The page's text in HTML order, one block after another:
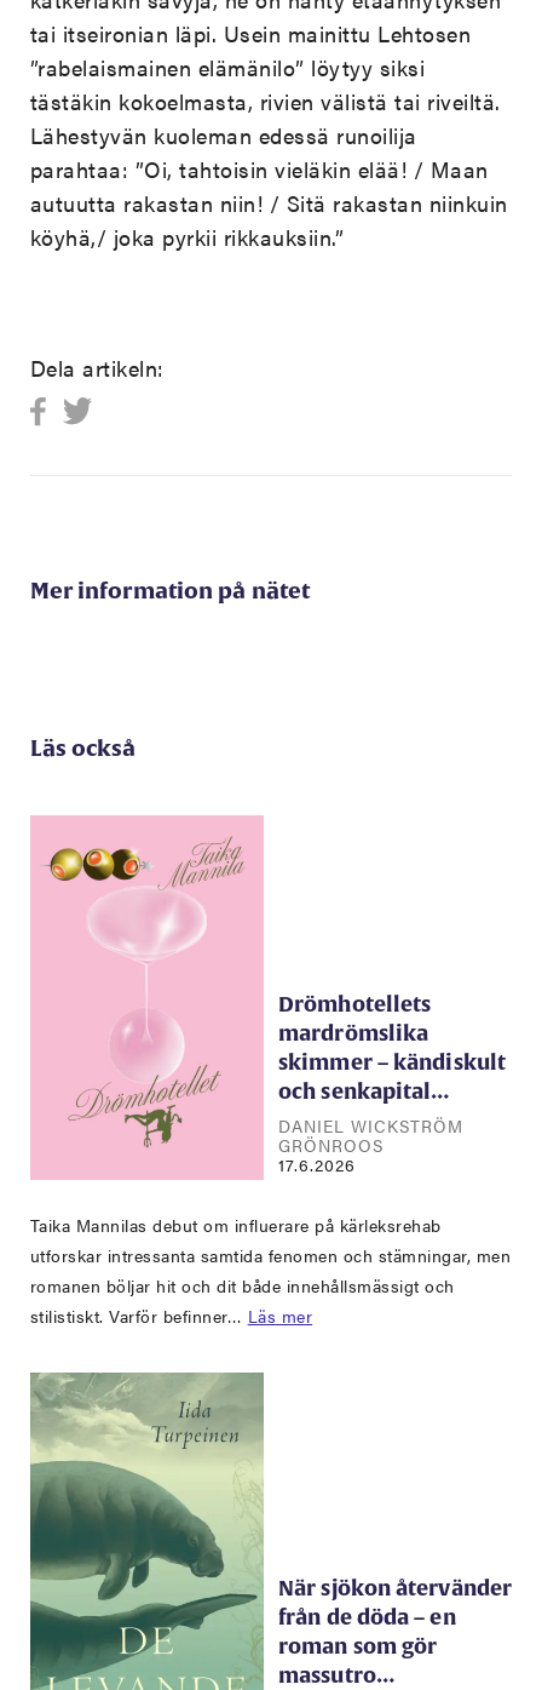
tai itseironian läpi. Usein mainittu Lehtosen
”rabelaismainen elämänilo” löytyy siksi
tästäkin kokoelmasta, rivien välistä tai riveiltä.
Lähestyvän kuoleman edessä runoilija
parahtaa: ”Oi, tahtoisin vieläkin elää! / Maan
autuutta rakastan niin! / Sitä rakastan niinkuin
köyhä,/ joka pyrkii rikkauksiin.”
Dela artikeln:
Mer information på nätet
Läs också
Drömhotellets
mardrömslika
skimmer – kändiskult
och senkapital…
DANIEL WICKSTRÖM
GRÖNROOS
17.6.2026
Taika Mannilas debut om influerare på kärleksrehab
utforskar intressanta samtida fenomen och stämningar, men
romanen böljar hit och dit både innehållsmässigt och
stilistiskt. Varför befinner… Läs mer
När sjökon återvänder
från de döda – en
roman som gör
massutro…